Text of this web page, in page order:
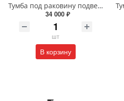
Тумба под раковину подвесная EQUIL Десерт 80.2Я/Desert 80.2Y с ручками в цвет амарок tpDSRT80.2Y-25R амарок/дуб
34 000 ₽
шт
В корзину